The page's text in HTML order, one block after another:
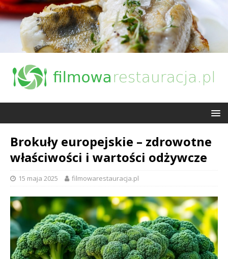
Brokuły europejskie – zdrowotne
właściwości i wartości odżywcze
15 maja 2025 filmowarestauracja.pl